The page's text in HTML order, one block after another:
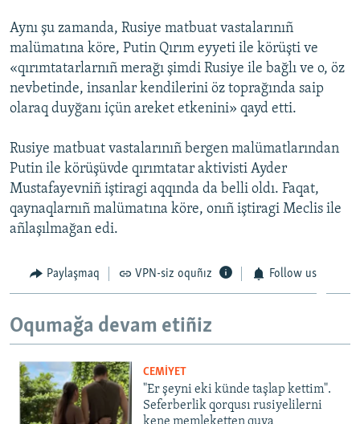
Aynı şu zamanda, Rusiye matbuat vastalarınıñ
malümatına köre, Putin Qırım eyyeti ile körüşti ve
«qırımtatarlarnıñ merağı şimdi Rusiye ile bağlı ve o, öz
nevbetinde, insanlar kendilerini öz toprağında saip
olaraq duyğanı içün areket etkenini» qayd etti.
Rusiye matbuat vastalarınıñ bergen malümatlarından
Putin ile körüşüvde qırımtatar aktivisti Ayder
Mustafayevniñ iştiragi aqqında da belli oldı. Faqat,
qaynaqlarnıñ malümatına köre, onıñ iştiragi Meclis ile
añlaşılmağan edi.
Paylaşmaq VPN-siz oquñız Follow us
Oqumağa devam etiñiz
CEMİYET
"Er şeyni eki künde taşlap kettim".
Seferberlik qorqusı rusiyelilerni